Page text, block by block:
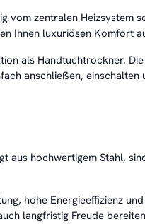
zentralen Heizsystem
Ihnen luxuriösen Komfort
als Handtuchtrockner.
anschließen, einschalten
hochwertigem Stahl,
hohe Energieeffizienz
langfristig Freude